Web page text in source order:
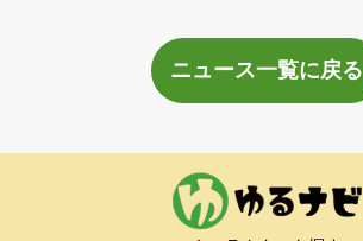
ニュース一覧に戻る